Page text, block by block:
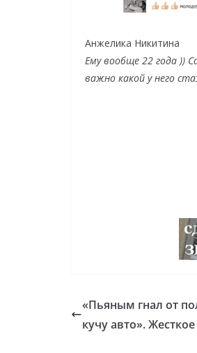
Анжелика Никитина
Ему вообще 22 года ))
важно какой у него
«Пьяным гнал от
кучу авто».